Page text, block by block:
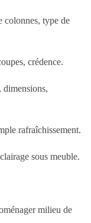
type de
crédence.
dimensions,
rafraîchissement.
sous meuble.
milieu de